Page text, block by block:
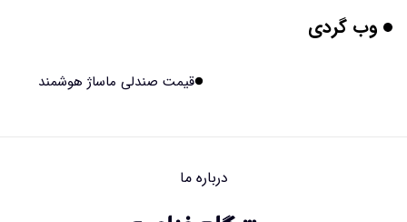
وب گردی
قیمت صندلی ماساژ هوشمند
درباره ما